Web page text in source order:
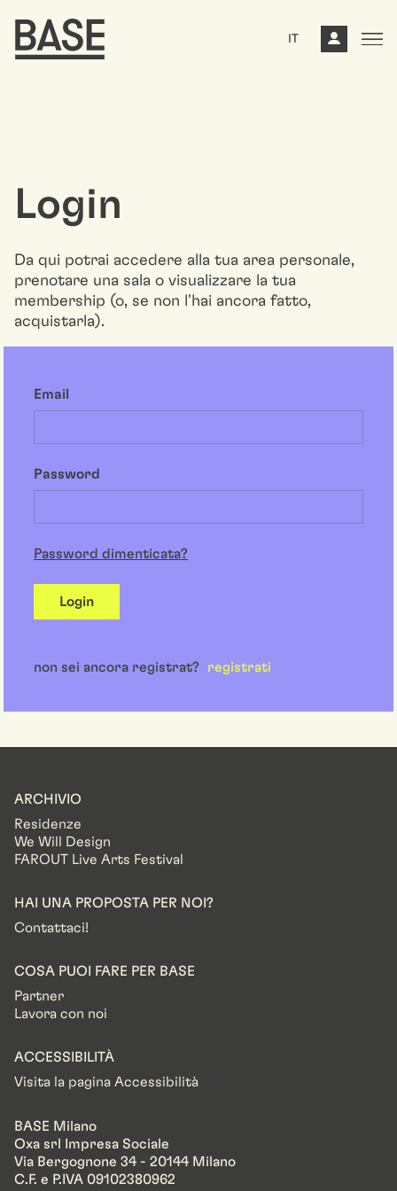
IT
Login
Da qui potrai accedere alla tua area personale,
prenotare una sala o visualizzare la tua
membership (o, se non l'hai ancora fatto,
acquistarla).
Email
Password
Password dimenticata?
Login
non sei ancora registrat? registrati
ARCHIVIO
Residenze
We Will Design
FAROUT Live Arts Festival
HAI UNA PROPOSTA PER NOI?
Contattaci!
COSA PUOI FARE PER BASE
Partner
Lavora con noi
ACCESSIBILITÀ
Visita la pagina Accessibilità
BASE Milano
Oxa srl Impresa Sociale
Via Bergognone 34 - 20144 Milano
C.F. e P.IVA 09102380962